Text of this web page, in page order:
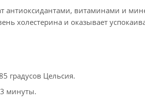
антиоксидантами, витаминами и
холестерина и оказывает
градусов Цельсия.
минуты.